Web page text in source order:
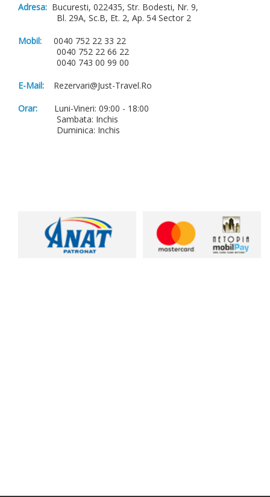
Adresa: Bucuresti, 022435, Str. Bodesti, Nr. 9,
Bl. 29A, Sc.B, Et. 2, Ap. 54 Sector 2
Mobil:
0040 752 22 33 22
0040 752 22 66 22
0040 743 00 99 00
E-Mail: Rezervari@just-Travel.ro
Orar: Luni-Vineri: 09:00 - 18:00
Sambata: Inchis
Duminica: Inchis